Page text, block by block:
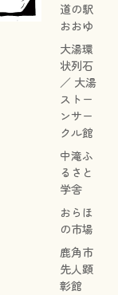
道の駅
おおゆ
大湯環
状列石
／ 大湯
ストー
ンサー
クル館
中滝ふ
るさと
学舎
おらほ
の市場
鹿角市
先人顕
彰館